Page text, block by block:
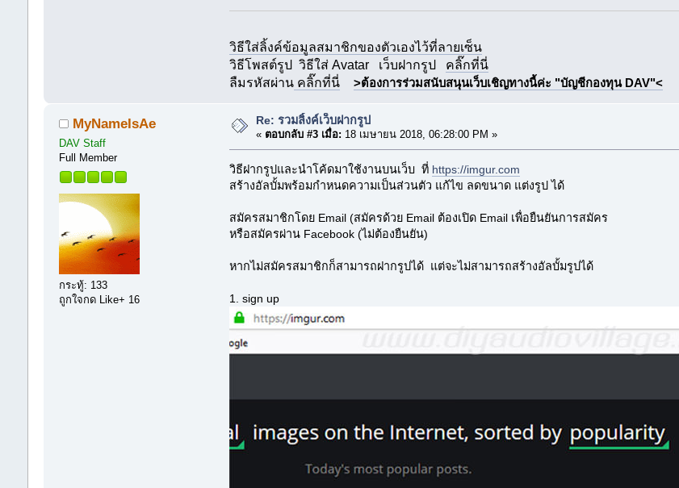
วิธีใส่ลิ้งค์ข้อมูลสมาชิกของตัวเองไว้ที่ลายเซ็น
วิธีโพสต์รูป วิธีใส่ Avatar เว็บฝากรูป
คลิ๊กที่นี่
ลืมรหัสผ่าน คลิ๊กที่นี่ >ต้องการร่วมสนับสนุนเว็บเชิญทางนี้ค่ะ "บัญชีกองทุน DAV"<
MyNameIsAe
DAV Staff
Full Member
กระทู้: 133
ถูกใจกด Like+ 16
Re: รวมลิ้งค์เว็บฝากรูป
« ตอบกลับ #3 เมื่อ: 18 เมษายน 2018, 06:28:00 PM »
วิธีฝากรูปและนำโค้ดมาใช้งานบนเว็บ ที่ https://imgur.com
สร้างอัลบั้มพร้อมกำหนดความเป็นส่วนตัว แก้ไข ลดขนาด แต่งรูป ได้
สมัครสมาชิกโดย Email (สมัครด้วย Email ต้องเปิด Email เพื่อยืนยันการสมัคร
หรือสมัครผ่าน Facebook (ไม่ต้องยืนยัน)
หากไม่สมัครสมาชิกก็สามารถฝากรูปได้ แต่จะไม่สามารถสร้างอัลบั้มรูปได้
1. sign up